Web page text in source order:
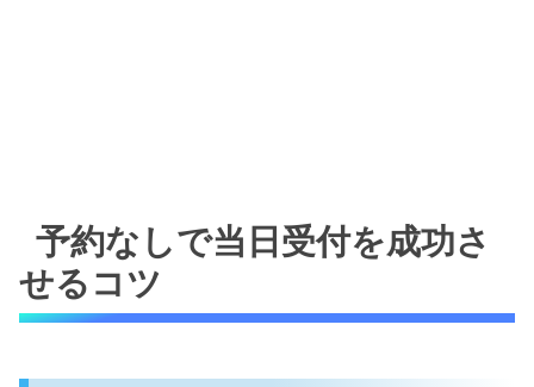
予約なしで当日受付を成功さ
せるコツ